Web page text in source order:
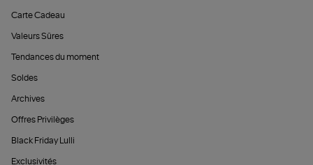
Carte Cadeau
Valeurs Sûres
Tendances du moment
Soldes
Archives
Offres Privilèges
Black Friday Lulli
Exclusivités